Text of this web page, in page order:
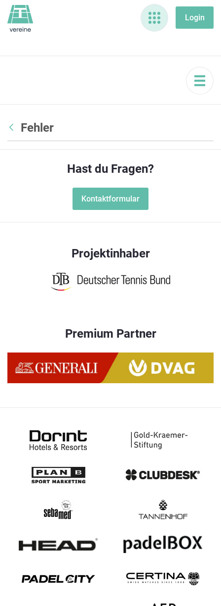
Fehler
Hast du Fragen?
Kontaktformular
Projektinhaber
Premium Partner